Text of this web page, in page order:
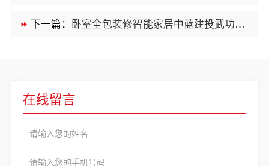
下一篇： 卧室全包装修智能家居中蓝建投武功分公司
在线留言